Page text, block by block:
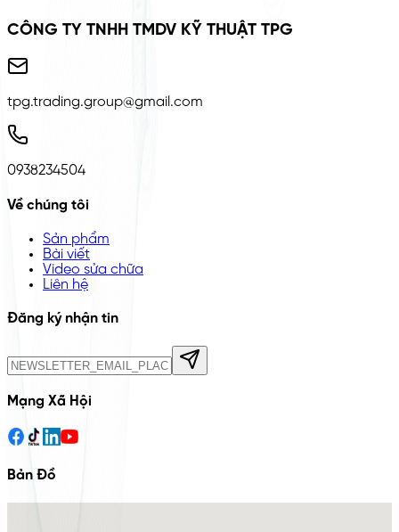
CÔNG TY TNHH TMDV KỸ THUẬT TPG
tpg.trading.group@gmail.com
0938234504
Về chúng tôi
Sản phẩm
Bài viết
Video sửa chữa
Liên hệ
Đăng ký nhận tin
Mạng Xã Hội
Bản Đồ